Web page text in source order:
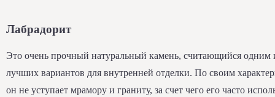
Лабрадорит
Это очень прочный натуральный камень, считающийся одним
лучших вариантов для внутренней отделки. По своим
он не уступает мрамору и граниту, за счет чего его часто